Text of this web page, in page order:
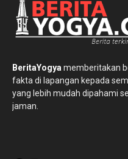
BeritaYogya memberitakan
fakta di lapangan kepada
yang lebih mudah dipahami
jaman.